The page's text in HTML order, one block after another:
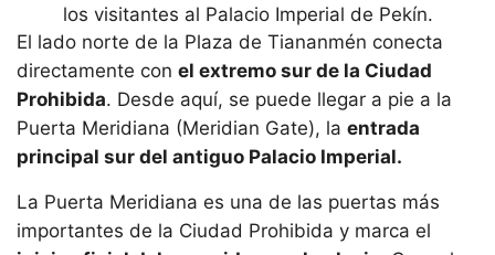
los visitantes al Palacio Imperial de Pekín.
El lado norte de la Plaza de Tiananmén conecta
directamente con el extremo sur de la Ciudad
Prohibida. Desde aquí, se puede llegar a pie a la
Puerta Meridiana (Meridian Gate), la entrada
principal sur del antiguo Palacio Imperial.
La Puerta Meridiana es una de las puertas más
importantes de la Ciudad Prohibida y marca el